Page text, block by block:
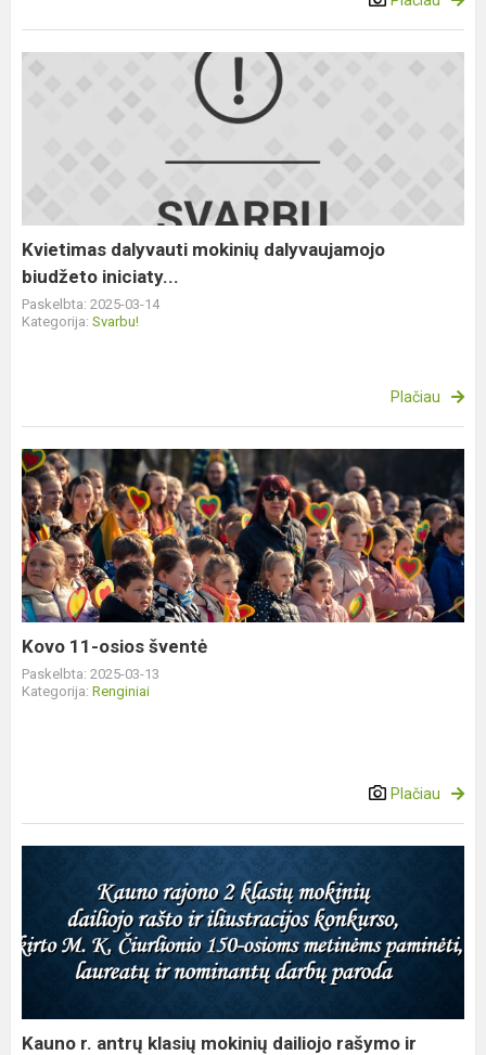
Kvietimas
Kvietimas dalyvauti mokinių dalyvaujamojo
biudžeto iniciaty...
Paskelbta: 2025-03-14
Kategorija: Svarbu!
Plačiau
Kovo
11-
osios
šventė
Kovo 11-osios šventė
Paskelbta: 2025-03-13
Kategorija: Renginiai
Plačiau
klasių
mokinių
ir
Kauno r. antrų klasių mokinių dailiojo rašymo ir